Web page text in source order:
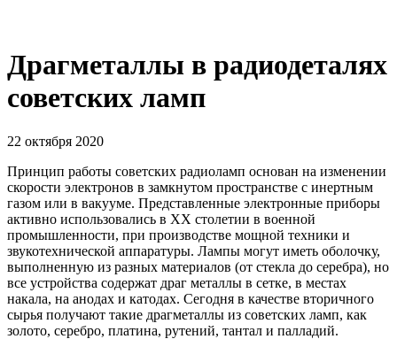
Драгметаллы в радиодеталях
советских ламп
22 октября 2020
Принцип работы советских радиоламп основан на изменении
скорости электронов в замкнутом пространстве с инертным
газом или в вакууме. Представленные электронные приборы
активно использовались в ХХ столетии в военной
промышленности, при производстве мощной техники и
звукотехнической аппаратуры. Лампы могут иметь оболочку,
выполненную из разных материалов (от стекла до серебра), но
все устройства содержат драг металлы в сетке, в местах
накала, на анодах и катодах. Сегодня в качестве вторичного
сырья получают такие драгметаллы из советских ламп, как
золото, серебро, платина, рутений, тантал и палладий.